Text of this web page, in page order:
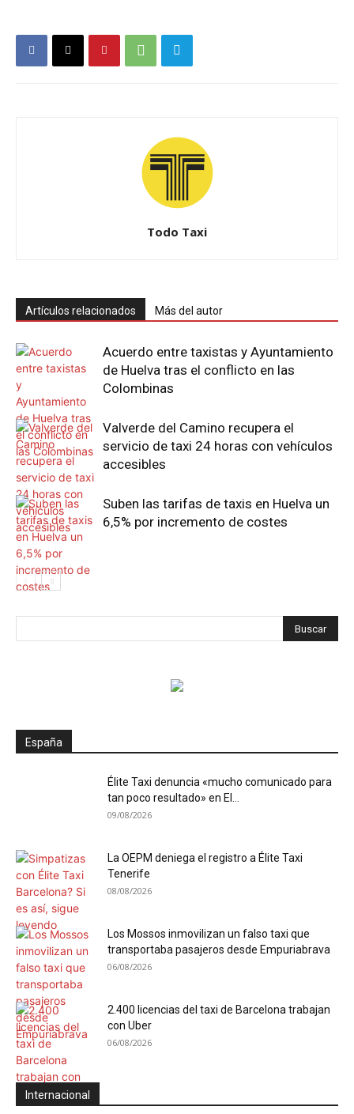
Todo Taxi
Artículos relacionados Más del autor
Acuerdo entre taxistas y Ayuntamiento
de Huelva tras el conflicto en las
Colombinas
Valverde del Camino recupera el
servicio de taxi 24 horas con vehículos
accesibles
Suben las tarifas de taxis en Huelva un
6,5% por incremento de costes
España
Élite Taxi denuncia «mucho comunicado para
tan poco resultado» en El...
09/08/2026
La OEPM deniega el registro a Élite Taxi
Tenerife
08/08/2026
Los Mossos inmovilizan un falso taxi que
transportaba pasajeros desde Empuriabrava
06/08/2026
2.400 licencias del taxi de Barcelona trabajan
con Uber
06/08/2026
Internacional